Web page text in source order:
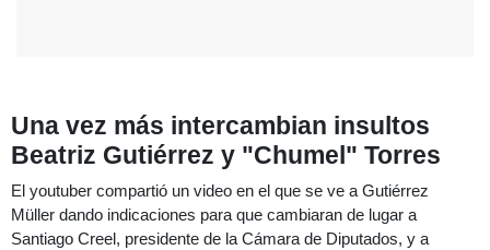
Una vez más intercambian insultos
Beatriz Gutiérrez y "Chumel" Torres
El youtuber compartió un video en el que se ve a Gutiérrez
Müller dando indicaciones para que cambiaran de lugar a
Santiago Creel, presidente de la Cámara de Diputados, y a